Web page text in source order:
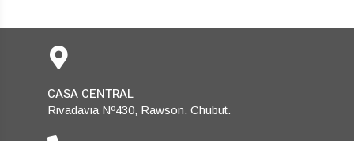
CASA CENTRAL
Rivadavia Nº430, Rawson. Chubut.